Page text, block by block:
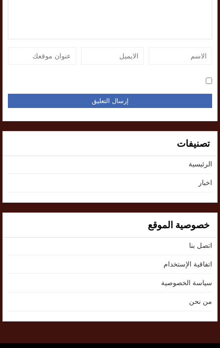
تصنيفات
الرئيسية
اخبار
خصوصية الموقع
اتصل بنا
اتفاقية الإستخدام
سياسة الخصوصية
من نحن